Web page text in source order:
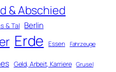
& Abschied
& Tal Berlin
Erde Essen Fahrzeuge
Geld, Arbeit, Karriere Grusel